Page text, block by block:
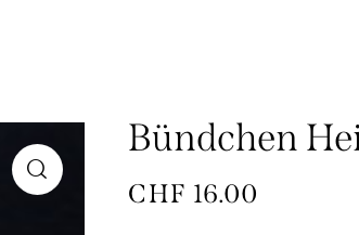
Bündchen
CHF 16.00